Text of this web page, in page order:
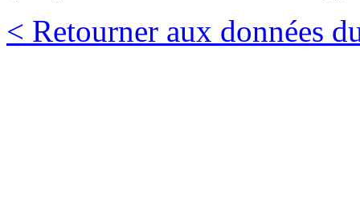
< Retourner aux données